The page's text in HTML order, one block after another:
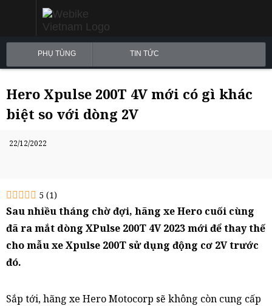
PHỤ TÙNG TIN TỨC
Hero Xpulse 200T 4V mới có gì khác
biệt so với dòng 2V
22/12/2022
5 (1)
Sau nhiều tháng chờ đợi, hãng xe Hero cuối cùng
đã ra mắt dòng XPulse 200T 4V 2023 mới để thay thế
cho mẫu xe Xpulse 200T sử dụng động cơ 2V trước
đó.
Sắp tới, hãng xe Hero Motocorp sẽ không còn cung cấp